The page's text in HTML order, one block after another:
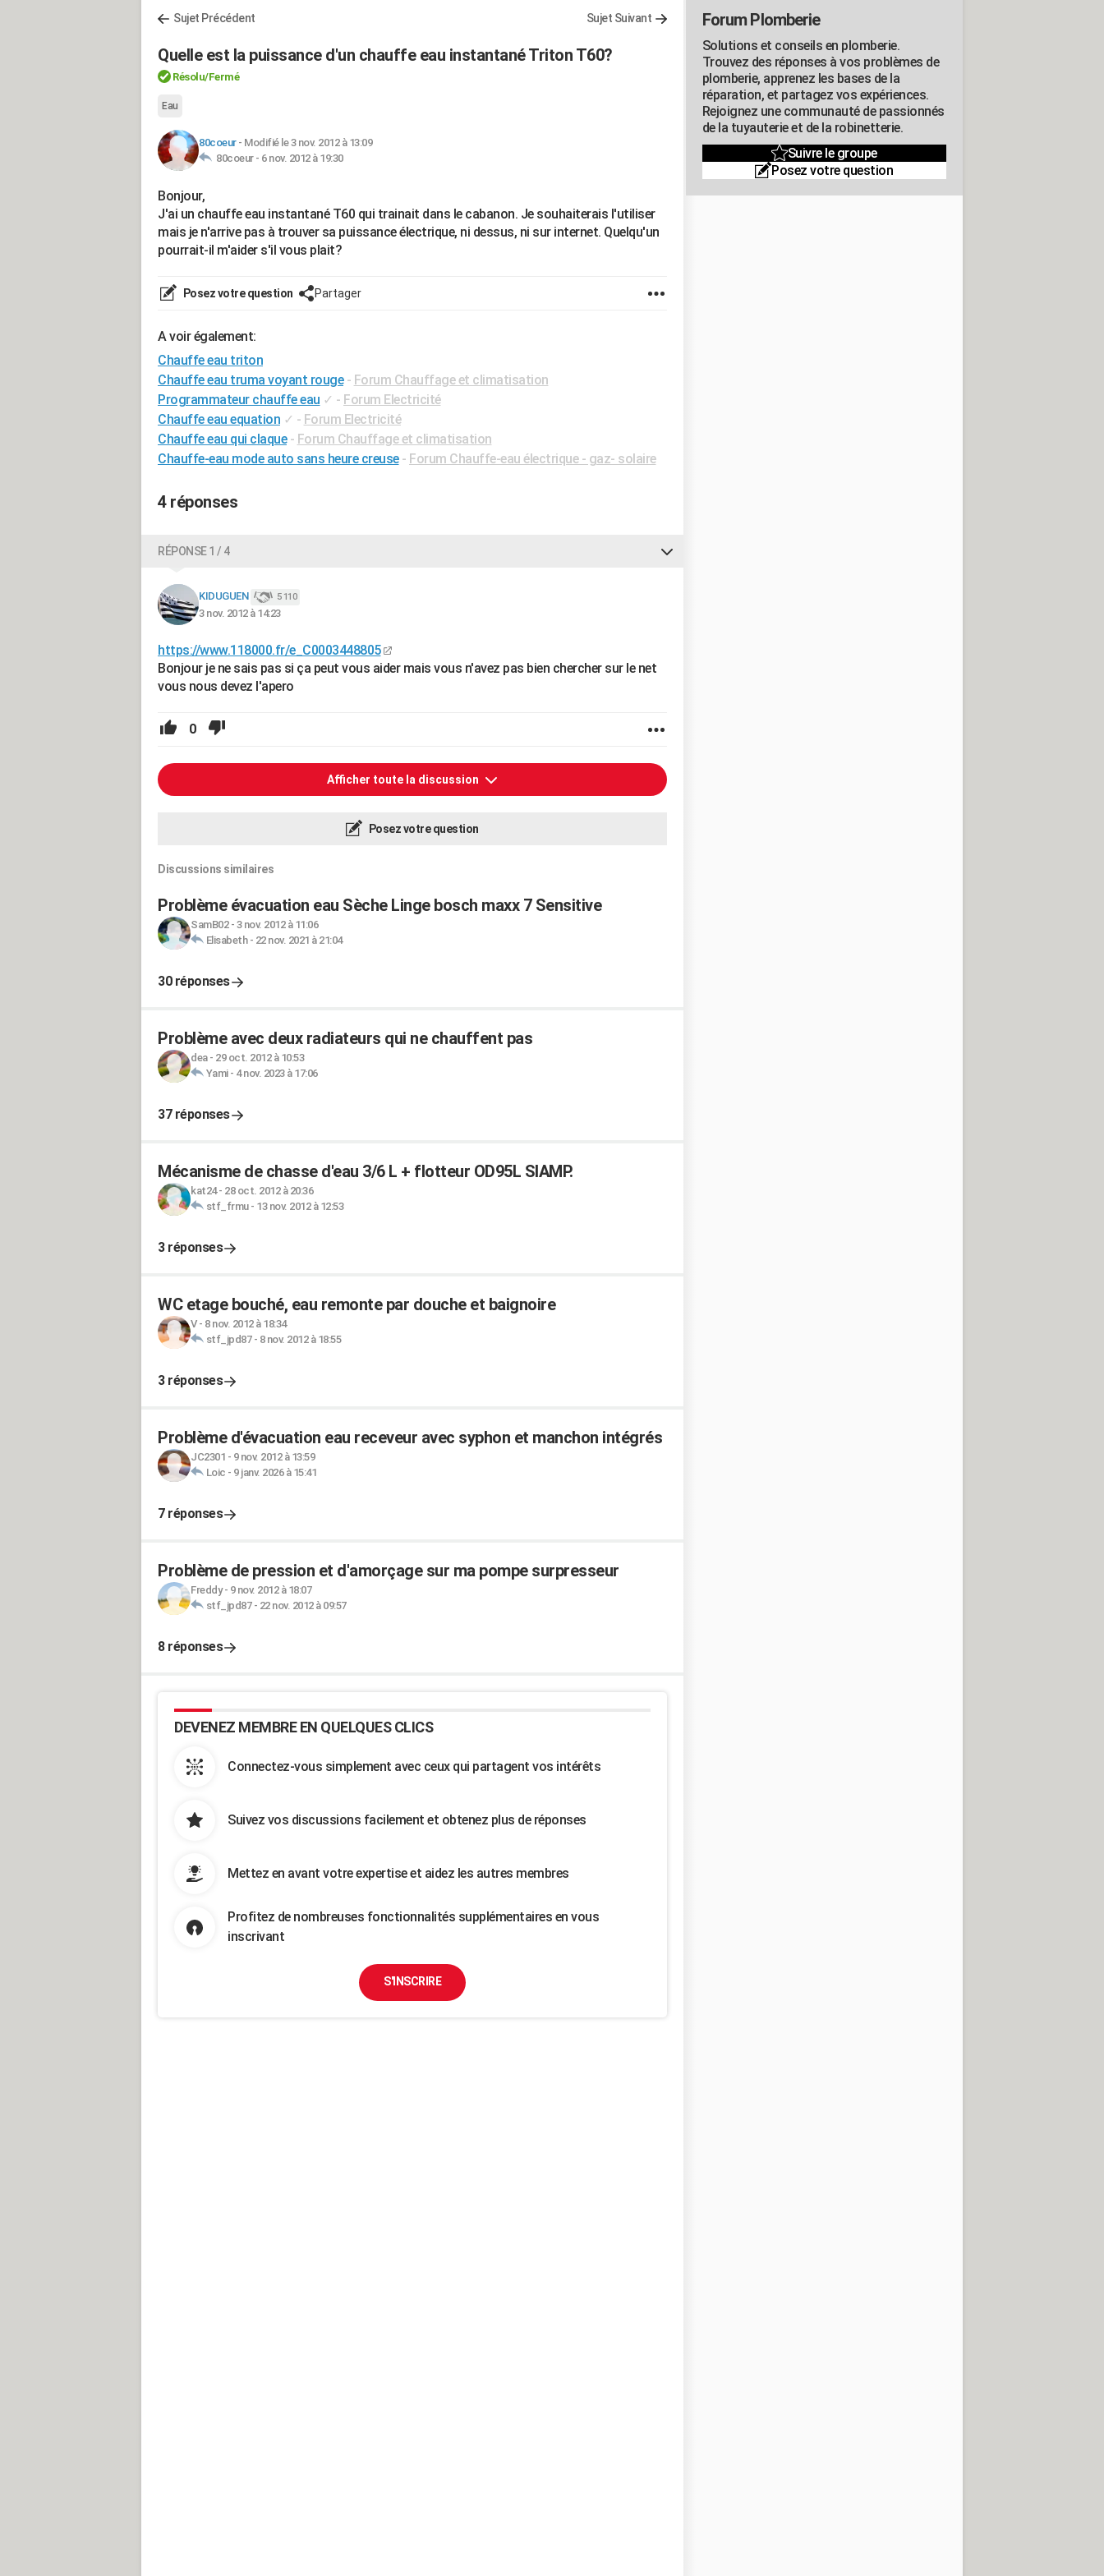
Sujet Précédent Sujet Suivant
Quelle est la puissance d'un chauffe eau instantané Triton T60?
Résolu/Fermé
Eau
80coeur- Modifié le 3 nov. 2012 à 13:09
80coeur - 6 nov. 2012 à 19:30
Bonjour,
J'ai un chauffe eau instantané T60 qui trainait dans le cabanon. Je souhaiterais l'utiliser
mais je n'arrive pas à trouver sa puissance électrique, ni dessus, ni sur internet. Quelqu'un
pourrait-il m'aider s'il vous plait?
Posez votre question Partager
A voir également:
Chauffe eau triton
Chauffe eau truma voyant rouge - Forum Chauffage et climatisation
Programmateur chauffe eau ✓ - Forum Electricité
Chauffe eau equation ✓ - Forum Electricité
Chauffe eau qui claque - Forum Chauffage et climatisation
Chauffe-eau mode auto sans heure creuse - Forum Chauffe-eau électrique - gaz- solaire
4 réponses
RÉPONSE 1 / 4
KIDUGUEN 5 110
3 nov. 2012 à 14:23
https://www.118000.fr/e_C0003448805
Bonjour je ne sais pas si ça peut vous aider mais vous n'avez pas bien chercher sur le net
vous nous devez l'apero
0
Afficher toute la discussion
Posez votre question
Discussions similaires
Problème évacuation eau Sèche Linge bosch maxx 7 Sensitive
SamB02- 3 nov. 2012 à 11:06
Elisabeth- 22 nov. 2021 à 21:04
30 réponses
Problème avec deux radiateurs qui ne chauffent pas
dea- 29 oct. 2012 à 10:53
Yami- 4 nov. 2023 à 17:06
37 réponses
Mécanisme de chasse d'eau 3/6 L + flotteur OD95L SIAMP.
kat24- 28 oct. 2012 à 20:36
stf_frmu- 13 nov. 2012 à 12:53
3 réponses
WC etage bouché, eau remonte par douche et baignoire
V- 8 nov. 2012 à 18:34
stf_jpd87- 8 nov. 2012 à 18:55
3 réponses
Problème d'évacuation eau receveur avec syphon et manchon intégrés
JC2301 - 9 nov. 2012 à 13:59
Loic - 9 janv. 2026 à 15:41
7 réponses
Problème de pression et d'amorçage sur ma pompe surpresseur
Freddy- 9 nov. 2012 à 18:07
stf_jpd87- 22 nov. 2012 à 09:57
8 réponses
DEVENEZ MEMBRE EN QUELQUES CLICS
Connectez-vous simplement avec ceux qui partagent vos intérêts
Suivez vos discussions facilement et obtenez plus de réponses
Mettez en avant votre expertise et aidez les autres membres
Profitez de nombreuses fonctionnalités supplémentaires en vous
inscrivant
S'INSCRIRE
Forum Plomberie
Solutions et conseils en plomberie.
Trouvez des réponses à vos problèmes de
plomberie, apprenez les bases de la
réparation, et partagez vos expériences.
Rejoignez une communauté de passionnés
de la tuyauterie et de la robinetterie.
Suivre le groupe
Posez votre question